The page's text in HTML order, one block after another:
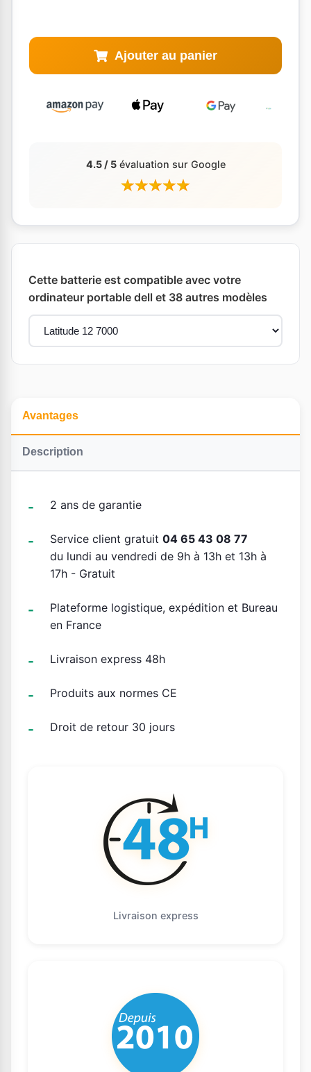
Ajouter au panier
4.5 / 5évaluation sur Google
Cette batterie est compatible avec votre
ordinateur portable dell et 38 autres modèles
Avantages
Description
2 ans de garantie
Service client gratuit 04 65 43 08 77
du lundi au vendredi de 9h à 13h et 13h à
17h - Gratuit
Plateforme logistique, expédition et Bureau
en France
Livraison express 48h
Produits aux normes CE
Droit de retour 30 jours
Livraison express